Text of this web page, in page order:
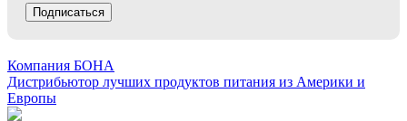
Подписаться
Компания БОНА
Дистрибьютор лучших продуктов питания из Америки и
Европы